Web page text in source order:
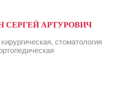
СЕРГЕЙ АРТУРОВИЧ
стоматология